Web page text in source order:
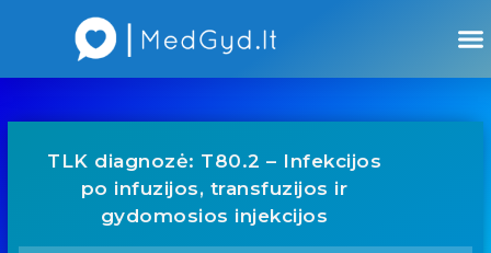
TLK diagnozė: T80.2 – Infekcijos
po infuzijos, transfuzijos ir
gydomosios injekcijos